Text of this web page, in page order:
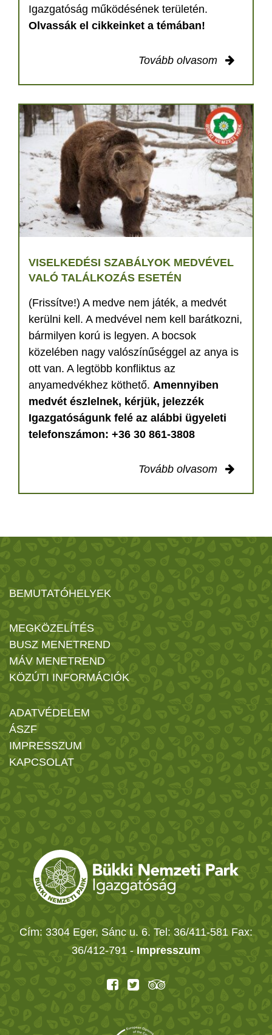
Igazgatóság működésének területén.
Olvassák el cikkeinket a témában!
Tovább olvasom
VISELKEDÉSI SZABÁLYOK MEDVÉVEL
VALÓ TALÁLKOZÁS ESETÉN
(Frissítve!) A medve nem játék, a medvét
kerülni kell. A medvével nem kell barátkozni,
bármilyen korú is legyen. A bocsok
közelében nagy valószínűséggel az anya is
ott van. A legtöbb konfliktus az
anyamedvékhez köthető. Amennyiben
medvét észlelnek, kérjük, jelezzék
Igazgatóságunk felé az alábbi ügyeleti
telefonszámon: +36 30 861-3808
Tovább olvasom
BEMUTATÓHELYEK
MEGKÖZELÍTÉS
BUSZ MENETREND
MÁV MENETREND
KÖZÚTI INFORMÁCIÓK
ADATVÉDELEM
ÁSZF
IMPRESSZUM
KAPCSOLAT
Cím: 3304 Eger, Sánc u. 6. Tel: 36/411-581 Fax:
36/412-791 - Impresszum